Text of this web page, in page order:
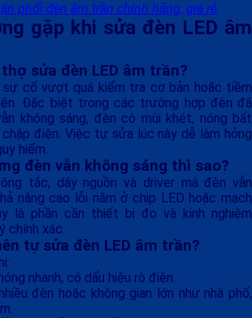
phối đèn âm trần chính hãng, giá rẻ
gặp khi sửa đèn LED âm
sửa đèn LED âm trần?
sự cố vượt quá kiểm tra cơ bản hoặc tiềm
Đặc biệt trong các trường hợp đèn đã
không sáng, đèn có mùi khét, nóng bất
điện. Việc tự sửa lúc này dễ làm hỏng
hiểm.
đèn vẫn không sáng thì sao?
tắc, dây nguồn và driver mà đèn vẫn
năng cao lỗi nằm ở chip LED hoặc mạch
là phần cần thiết bị đo và kinh nghiệm
chính xác.
tự sửa đèn LED âm trần?
nhanh, có dấu hiệu rò điện.
đèn hoặc không gian lớn như nhà phố,